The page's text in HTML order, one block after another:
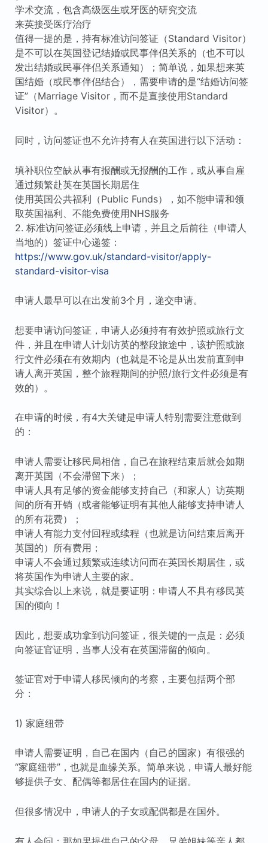
学术交流，包含高级医生或牙医的研究交流
来英接受医疗治疗
值得一提的是，持有标准访问签证（Standard Visitor）
是不可以在英国登记结婚或民事伴侣关系的（也不可以
发出结婚或民事伴侣关系通知）；简单说，如果想来英
国结婚（或民事伴侣结合），需要申请的是“结婚访问签
证”（Marriage Visitor，而不是直接使用Standard
Visitor）。
同时，访问签证也不允许持有人在英国进行以下活动：
填补职位空缺从事有报酬或无报酬的工作，或从事自雇
通过频繁赴英在英国长期居住
使用英国公共福利（Public Funds），如不能申请和领
取英国福利、不能免费使用NHS服务
2. 标准访问签证必须线上申请，并且之后前往（申请人
当地的）签证中心递签：
https://www.gov.uk/standard-visitor/apply-
standard-visitor-visa
申请人最早可以在出发前3个月，递交申请。
想要申请访问签证，申请人必须持有有效护照或旅行文
件，并且在申请人计划访英的整段旅途中，该护照或旅
行文件必须在有效期内（也就是不论是从出发前直到申
请人离开英国，整个旅程期间的护照/旅行文件必须是有
效的）。
在申请的时候，有4大关键是申请人特别需要注意做到
的：
申请人需要让移民局相信，自己在旅程结束后就会如期
离开英国（不会滞留下来）；
申请人具有足够的资金能够支持自己（和家人）访英期
间的所有开销（或者能够证明有其他人能够支持申请人
的所有花费）；
申请人有能力支付回程或续程（也就是访问结束后离开
英国的）所有费用；
申请人不会通过频繁或连续访问而在英国长期居住，或
将英国作为申请人主要的家。
其实综合以上来说，就是要证明：申请人不具有移民英
国的倾向！
因此，想要成功拿到访问签证，很关键的一点是：必须
向签证官证明，当事人没有在英国滞留的倾向。
签证官对于申请人移民倾向的考察，主要包括两个部
分：
1) 家庭纽带
申请人需要证明，自己在国内（自己的国家）有很强的
“家庭纽带”，也就是血缘关系。简单来说，申请人最好能
够提供子女、配偶等都居住在国内的证据。
但很多情况中，申请人的子女或配偶都是在国外。